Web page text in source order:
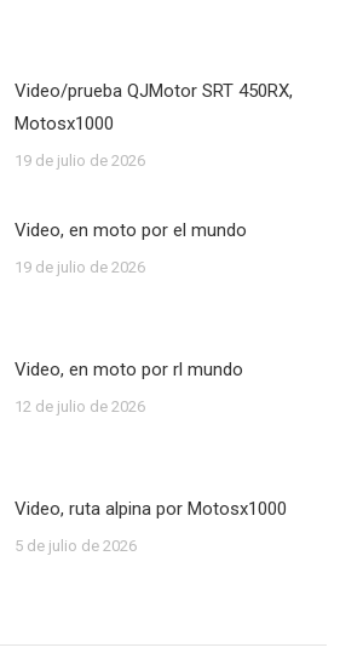
Video/prueba QJMotor SRT 450RX,
Motosx1000
19 de julio de 2026
Video, en moto por el mundo
19 de julio de 2026
Video, en moto por rl mundo
12 de julio de 2026
Video, ruta alpina por Motosx1000
5 de julio de 2026